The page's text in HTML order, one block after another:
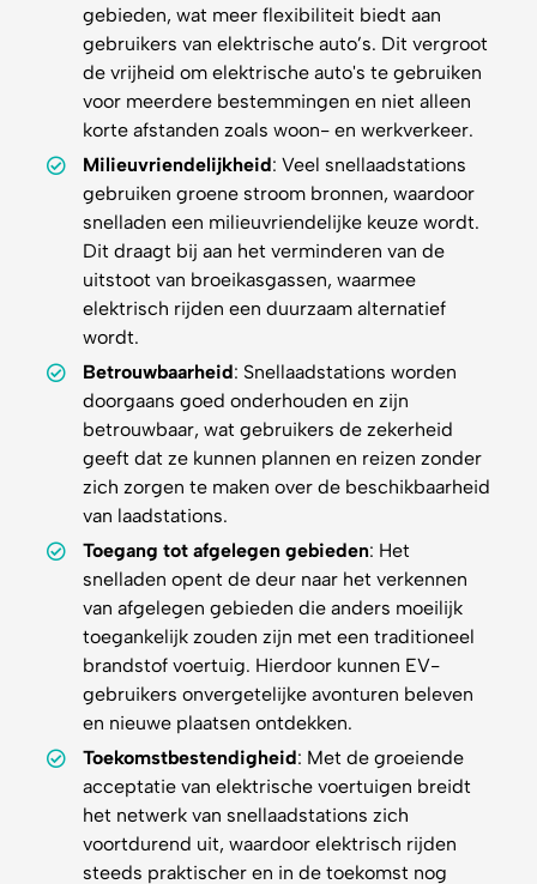
gebieden, wat meer flexibiliteit biedt aan
gebruikers van elektrische auto’s. Dit vergroot
de vrijheid om elektrische auto's te gebruiken
voor meerdere bestemmingen en niet alleen
korte afstanden zoals woon- en werkverkeer.
Milieuvriendelijkheid: Veel snellaadstations
gebruiken groene stroom bronnen, waardoor
snelladen een milieuvriendelijke keuze wordt.
Dit draagt bij aan het verminderen van de
uitstoot van broeikasgassen, waarmee
elektrisch rijden een duurzaam alternatief
wordt.
Betrouwbaarheid: Snellaadstations worden
doorgaans goed onderhouden en zijn
betrouwbaar, wat gebruikers de zekerheid
geeft dat ze kunnen plannen en reizen zonder
zich zorgen te maken over de beschikbaarheid
van laadstations.
Toegang tot afgelegen gebieden: Het
snelladen opent de deur naar het verkennen
van afgelegen gebieden die anders moeilijk
toegankelijk zouden zijn met een traditioneel
brandstof voertuig. Hierdoor kunnen EV-
gebruikers onvergetelijke avonturen beleven
en nieuwe plaatsen ontdekken.
Toekomstbestendigheid: Met de groeiende
acceptatie van elektrische voertuigen breidt
het netwerk van snellaadstations zich
voortdurend uit, waardoor elektrisch rijden
steeds praktischer en in de toekomst nog